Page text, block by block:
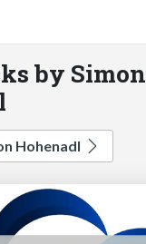
by Simon
Hohenadl